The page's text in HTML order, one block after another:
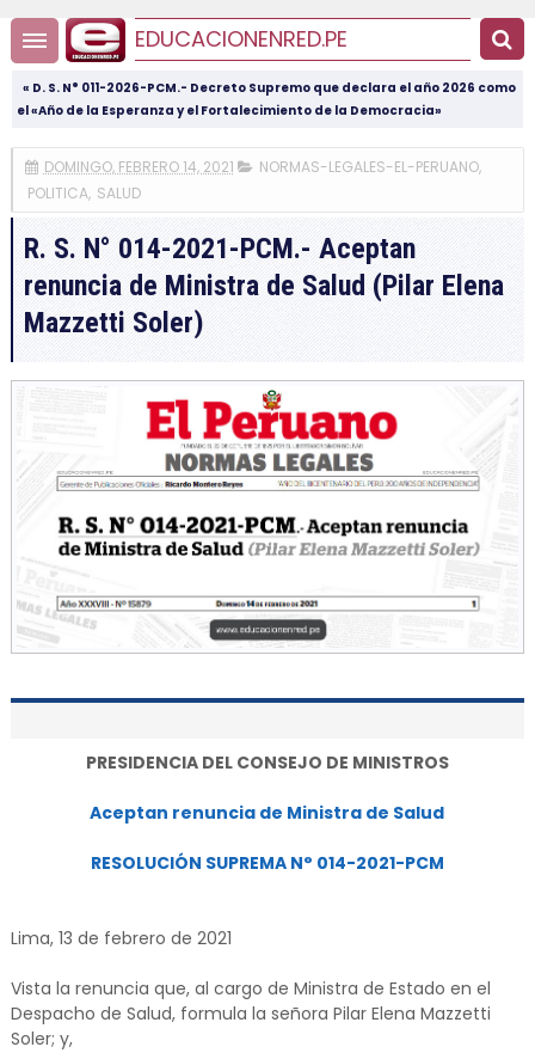
EDUCACIONENRED.PE
« D. S. N° 011-2026-PCM.- Decreto Supremo que declara el año 2026 como
el «Año de la Esperanza y el Fortalecimiento de la Democracia»
DOMINGO, FEBRERO 14, 2021 NORMAS-LEGALES-EL-PERUANO,
POLITICA, SALUD
R. S. N° 014-2021-PCM.- Aceptan
renuncia de Ministra de Salud (Pilar Elena
Mazzetti Soler)
PRESIDENCIA DEL CONSEJO DE MINISTROS
Aceptan renuncia de Ministra de Salud
RESOLUCIÓN SUPREMA N° 014-2021-PCM
Lima, 13 de febrero de 2021
Vista la renuncia que, al cargo de Ministra de Estado en el
Despacho de Salud, formula la señora Pilar Elena Mazzetti
Soler; y,